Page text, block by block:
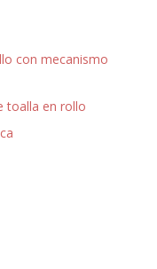
con mecanismo
toalla en rollo